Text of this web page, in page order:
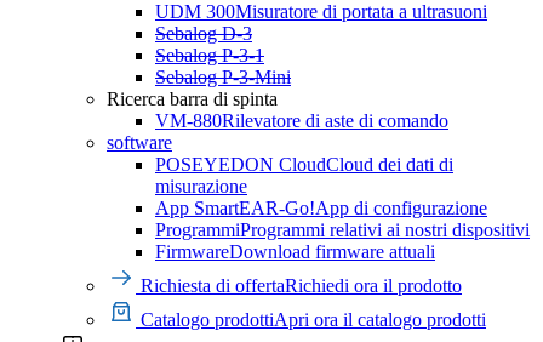
UDM 300Misuratore di portata a ultrasuoni
Sebalog D-3
Sebalog P-3-1
Sebalog P-3-Mini
Ricerca barra di spinta
VM-880Rilevatore di aste di comando
software
POSEYEDON CloudCloud dei dati di
misurazione
App SmartEAR-Go!App di configurazione
ProgrammiProgrammi relativi ai nostri dispositivi
FirmwareDownload firmware attuali
Richiesta di offertaRichiedi ora il prodotto
Catalogo prodottiApri ora il catalogo prodotti